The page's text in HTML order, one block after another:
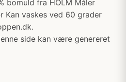
bomuld fra HOLM Måler
Kan vaskes ved 60 grader
side kan være genereret